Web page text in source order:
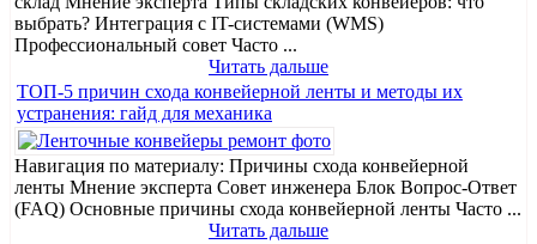
выбрать? Интеграция с IT-системами (WMS)
Профессиональный совет Часто ...
Читать дальше
ТОП-5 причин схода конвейерной ленты и методы их
устранения: гайд для механика
Навигация по материалу: Причины схода конвейерной
ленты Мнение эксперта Совет инженера Блок Вопрос-Ответ
(FAQ) Основные причины схода конвейерной ленты Часто ...
Читать дальше